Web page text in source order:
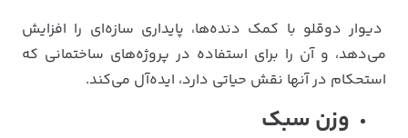
دیوار دوقلو با کمک دنده‌ها، پایداری سازه‌ای را افزایش
می‌دهد، و آن را برای استفاده در پروژه‌های ساختمانی که
استحکام در آنها نقش حیاتی دارد، ایده‌آل می‌کند.
وزن سبک